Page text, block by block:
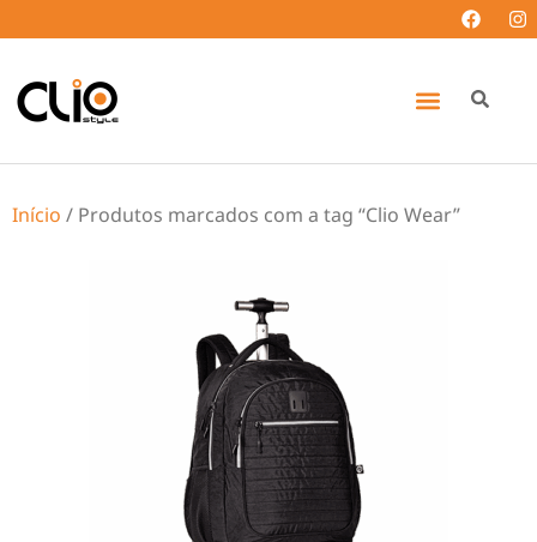
Início / Produtos marcados com a tag “Clio Wear”